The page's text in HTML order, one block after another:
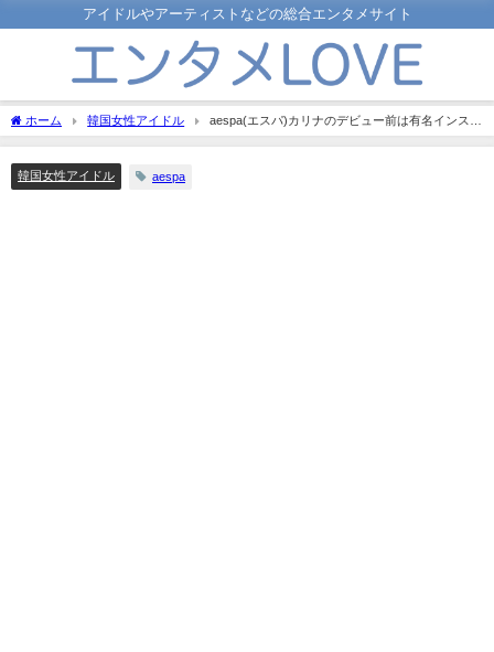
アイドルやアーティストなどの総合エンタメサイト
ホーム 韓国女性アイドル
aespa(エスパ)カリナのデビュー前は有名インスタ
グラマー！それが理由でスカウトされたって本当？
韓国女性アイドル aespa